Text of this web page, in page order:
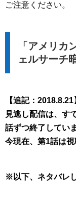
ご注意ください。
「アメリカ
ェルサーチ
【追記：2018.8.21
見逃し配信は、す
話ずつ終了してい
今現在、第1話は視
※以下、ネタバレ